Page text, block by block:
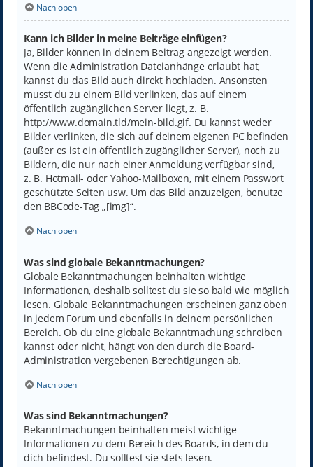
Nach oben
Kann ich Bilder in meine Beiträge einfügen?
Ja, Bilder können in deinem Beitrag angezeigt werden.
Wenn die Administration Dateianhänge erlaubt hat,
kannst du das Bild auch direkt hochladen. Ansonsten
musst du zu einem Bild verlinken, das auf einem
öffentlich zugänglichen Server liegt, z. B.
http://www.domain.tld/mein-bild.gif. Du kannst weder
Bilder verlinken, die sich auf deinem eigenen PC befinden
(außer es ist ein öffentlich zugänglicher Server), noch zu
Bildern, die nur nach einer Anmeldung verfügbar sind,
z. B. Hotmail- oder Yahoo-Mailboxen, mit einem Passwort
geschützte Seiten usw. Um das Bild anzuzeigen, benutze
den BBCode-Tag „[img]“.
Nach oben
Was sind globale Bekanntmachungen?
Globale Bekanntmachungen beinhalten wichtige
Informationen, deshalb solltest du sie so bald wie möglich
lesen. Globale Bekanntmachungen erscheinen ganz oben
in jedem Forum und ebenfalls in deinem persönlichen
Bereich. Ob du eine globale Bekanntmachung schreiben
kannst oder nicht, hängt von den durch die Board-
Administration vergebenen Berechtigungen ab.
Nach oben
Was sind Bekanntmachungen?
Bekanntmachungen beinhalten meist wichtige
Informationen zu dem Bereich des Boards, in dem du
dich befindest. Du solltest sie stets lesen.